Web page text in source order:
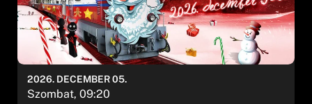
2026. DECEMBER 05.
Szombat, 09:20